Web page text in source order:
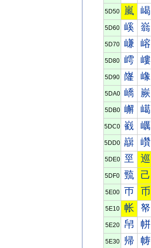
5D50 嵐 嵑
5D60 嵠 嵡
5D70 嵰 嵱
5D80 嶀 嶁
5D90 嶐 嶑
5DA0 嶠 嶡
5DB0 嶰 嶱
5DC0 巀 巁
5DD0 巐 巑
5DE0 巠 巡
5DF0 巰 己
5E00 帀 币
5E10 帐 帑
5E20 帠 帡
5E30 帰 帱